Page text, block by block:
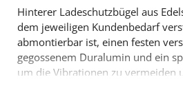
Hinterer Ladeschutzbügel aus
dem jeweiligen Kundenbedarf
abmontierbar ist, einen festen
gegossenem Duralumin und ein
um die Vibrationen zu vermeiden